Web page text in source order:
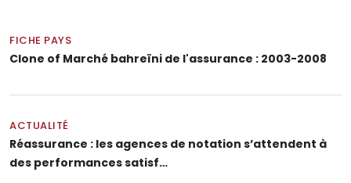
FICHE PAYS
Clone of Marché bahreïni de l'assurance : 2003-2008
ACTUALITÉ
Réassurance : les agences de notation s’attendent à
des performances satisf…